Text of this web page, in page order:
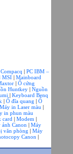
| PC IBM –
MSI | Mainboard
| Ổ cứng
Huntkey | Nguồn
| Keyboard Benq
| Ổ đĩa quang | Ổ
Máy in Laser màu |
in phun màu
card | Modem |
ảnh Canon | Máy
văn phòng | Máy
Canon |